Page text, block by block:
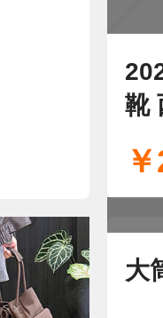
靴
大